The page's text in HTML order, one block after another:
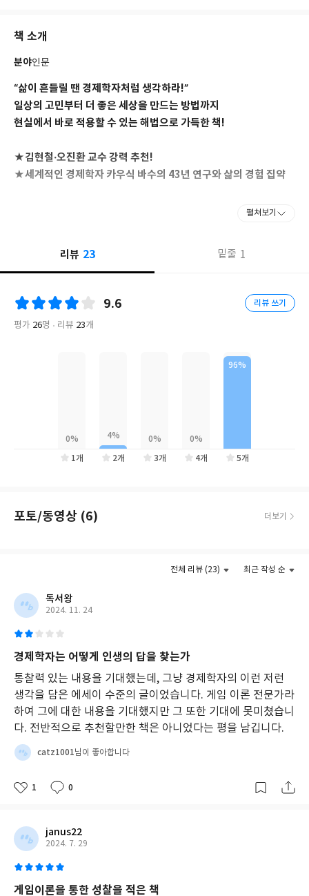
Beliefs』은 프랑스어, 스페인어, 이탈리아어, 러시아어, 폴란드
다. 홈페이지는 http://kaushikbasu.org/이다.
책 소개
분야인문
“삶이 흔들릴 땐 경제학자처럼 생각하라!”
일상의 고민부터 더 좋은 세상을 만드는 방법까지
현실에서 바로 적용할 수 있는 해법으로 가득한 책!
★김현철·오진환 교수 강력 추천!
★세계적인 경제학자 카우식 바수의 43년 연구와 삶의 경험 집약
우리는 인생을 살아가는 동안 행복과 만족을 추구하고 장애물과 난
추론하는 능력이다. 세계은행 수석이코노미스트 출신의 세계적인
경제학자 카우식 바수는 ‘호모 사피엔스’의 대표적인 특징인 추론 능
제를 보다 쉽게 해결하고, 원하는 것을 더 많이 얻을 수 있다고 단언
한다. 또한 추론 능력이 현실에서 제대로 발휘되지 못하게 하는 방해
상담이나 자기계발서에 등장하는 지침보다 훨씬 더 명쾌하고 강력
전략으로 삼을 수 있을지 안내한다. 어려운 수식이나 통계 대신 저자
의 실제 경험과 누구든 실생활에서 겪을 법한 예시가 담긴 이 책은
한 일상의 고민에 대한 해법은 물론 개인적인 행복, 나아가 더 좋은
펼쳐보기
리뷰 23 밑줄 1
9.6
평가 26명 리뷰 23개
리뷰 쓰기
1개 2개 3개 4개 5개
포토/동영상 (6) 더보기
전체 리뷰 (23) 최근 작성 순
독서왕
2024. 11. 24
경제학자는 어떻게 인생의 답을 찾는가
통찰력 있는 내용을 기대했는데, 그냥 경제학자의 이런 저런
생각을 담은 에세이 수준의 글이었습니다. 게임 이론 전문가라
하여 그에 대한 내용을 기대했지만 그 또한 기대에 못미쳤습니
다. 전반적으로 추천할만한 책은 아니었다는 평을 남깁니다.
catz1001님이 좋아합니다
1 0
janus22
2024. 7. 29
게임이론을 통한 성찰을 적은 책